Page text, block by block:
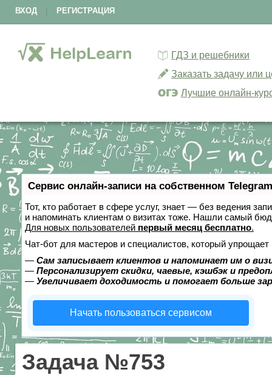
ВХОД РЕГИСТРАЦИЯ
ГДЗ и решебники
Заказать задачу или
Лучшие онлайн-
Сервис онлайн-записи на собственном
Тот, кто работает в сфере услуг, знает — без ведения
и напоминать клиентам о визитах тоже. Нашли самый
Для новых пользователей первый месяц бесплатно.
Чат-бот для мастеров и специалистов, который упрощает
— Сам записывает клиентов и напоминает им о
— Персонализирует скидки, чаевые, кэшбэк и
— Увеличивает доходимость и помогает больше
Начать пользоваться сервисом
Задача №753